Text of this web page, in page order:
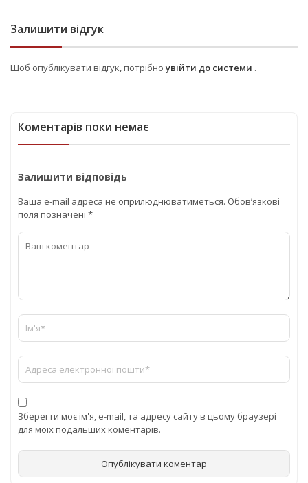
Залишити відгук
Щоб опублікувати відгук, потрібно увійти до системи .
Коментарів поки немає
Залишити відповідь
Ваша e-mail адреса не оприлюднюватиметься. Обов’язкові
поля позначені *
Зберегти моє ім'я, e-mail, та адресу сайту в цьому браузері
для моїх подальших коментарів.